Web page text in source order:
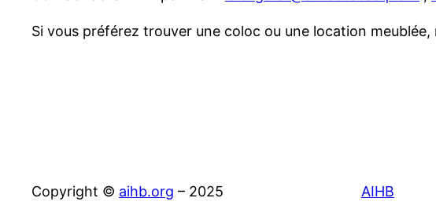
Si vous préférez trouver une coloc ou une location meublée,
Copyright © aihb.org – 2025 AIHB